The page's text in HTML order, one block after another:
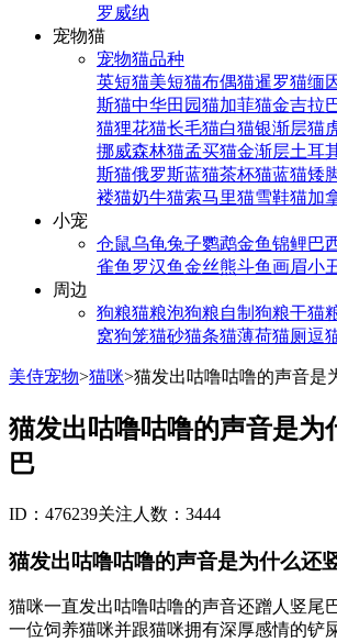
罗威纳
宠物猫
宠物猫品种
英短猫美短猫布偶猫暹罗猫缅
斯猫中华田园猫加菲猫金吉拉
猫狸花猫长毛猫白猫银渐层猫
挪威森林猫孟买猫金渐层土耳
斯猫俄罗斯蓝猫茶杯猫蓝猫矮
褛猫奶牛猫索马里猫雪鞋猫加
小宠
仓鼠乌龟兔子鹦鹉金鱼锦鲤巴
雀鱼 罗汉鱼金丝熊斗鱼画眉小
周边
狗粮猫粮泡狗粮自制狗粮干猫
窝狗笼猫砂猫条猫薄荷猫厕逗
美侍宠物>猫咪>猫发出咕噜咕噜的声音是
猫发出咕噜咕噜的声音是为
巴
ID：476239关注人数：3444
猫发出咕噜咕噜的声音是为什么还
猫咪一直发出咕噜咕噜的声音还蹭人竖尾
一位饲养猫咪并跟猫咪拥有深厚感情的铲